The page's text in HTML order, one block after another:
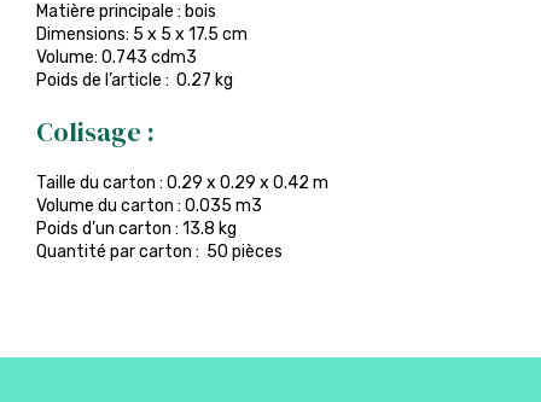
Matière principale : bois
Dimensions: 5 x 5 x 17.5 cm
Volume: 0.743 cdm3
Poids de l’article : 0.27 kg
Colisage :
Taille du carton : 0.29 x 0.29 x 0.42 m
Volume du carton : 0.035 m3
Poids d’un carton : 13.8 kg
Quantité par carton : 50 pièces